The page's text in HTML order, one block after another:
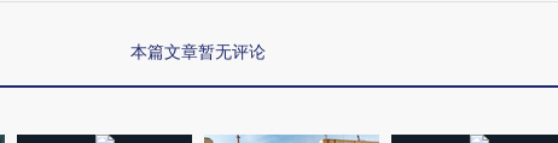
本篇文章暂无评论